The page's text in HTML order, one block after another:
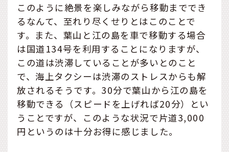
このように絶景を楽しみながら移動まででき
るなんて、至れり尽くせりとはこのことで
す。また、葉山と江の島を車で移動する場合
は国道134号を利用することになりますが、
この道は渋滞していることが多いとのこと
で、海上タクシーは渋滞のストレスからも解
放されるそうです。30分で葉山から江の島を
移動できる（スピードを上げれば20分）とい
うことですが、このような状況で片道3,000
円というのは十分お得に感じました。